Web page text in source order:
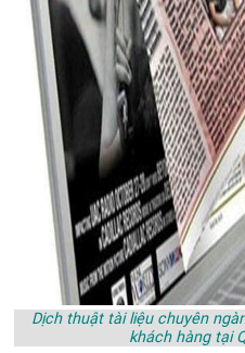
Dịch thuật tài liệu chuyên
khách hàng tại